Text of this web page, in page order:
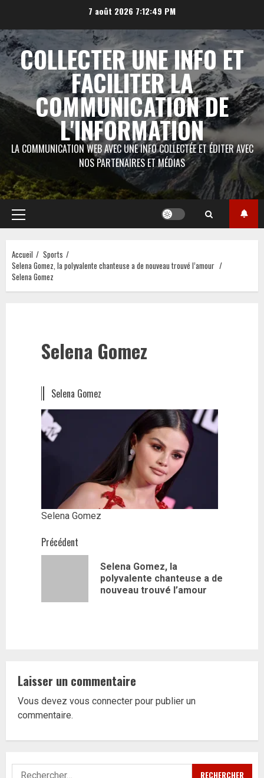
contenu
7 août 2026 7:12:50 PM
COLLECTER UNE INFO ET
FACILITER LA
COMMUNICATION DE
L'INFORMATION
LA COMMUNICATION WEB AVEC UNE INFO COLLECTÉE ET ÉDITER AVEC
NOS PARTENAIRES ET MÉDIAS
Menu
principal
Accueil
Sports
Selena Gomez, la polyvalente chanteuse a de nouveau trouvé l’amour
Selena Gomez
Selena Gomez
Selena Gomez
Selena Gomez
Navigation
d’article
Précédent
Article
Selena Gomez, la
polyvalente chanteuse a de
nouveau trouvé l’amour
Laisser un commentaire
Vous devez vous connecter pour publier un
commentaire.
Rechercher :